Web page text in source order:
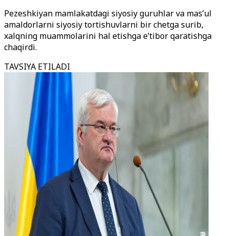
Pezeshkiyan mamlakatdagi siyosiy guruhlar va mas’ul
amaldorlarni siyosiy tortishuvlarni bir chetga surib,
xalqning muammolarini hal etishga e’tibor qaratishga
chaqirdi.
TAVSIYA ETILADI